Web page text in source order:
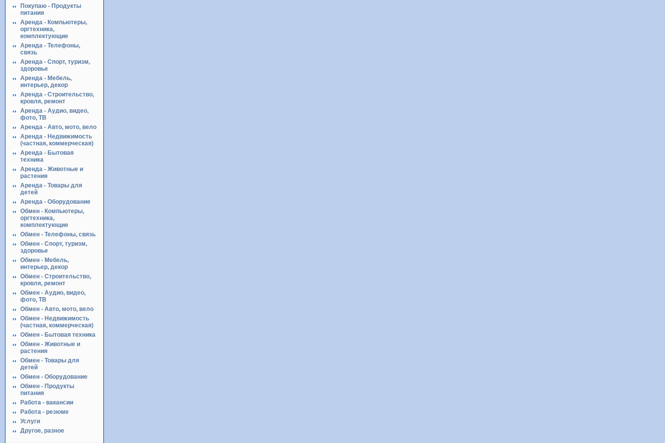
Покупаю - Продукты
питания
Аренда - Компьютеры,
оргтехника,
комплектующие
Аренда - Телефоны,
связь
Аренда - Спорт, туризм,
здоровье
Аренда - Мебель,
интерьер, декор
Аренда - Строительство,
кровля, ремонт
Аренда - Аудио, видео,
фото, ТВ
Аренда - Авто, мото, вело
Аренда - Недвижимость
(частная, коммерческая)
Аренда - Бытовая
техника
Аренда - Животные и
растения
Аренда - Товары для
детей
Аренда - Оборудование
Обмен - Компьютеры,
оргтехника,
комплектующие
Обмен - Телефоны, связь
Обмен - Спорт, туризм,
здоровье
Обмен - Мебель,
интерьер, декор
Обмен - Строительство,
кровля, ремонт
Обмен - Аудио, видео,
фото, ТВ
Обмен - Авто, мото, вело
Обмен - Недвижимость
(частная, коммерческая)
Обмен - Бытовая техника
Обмен - Животные и
растения
Обмен - Товары для
детей
Обмен - Оборудование
Обмен - Продукты
питания
Работа - вакансии
Работа - резюме
Услуги
Другое, разное